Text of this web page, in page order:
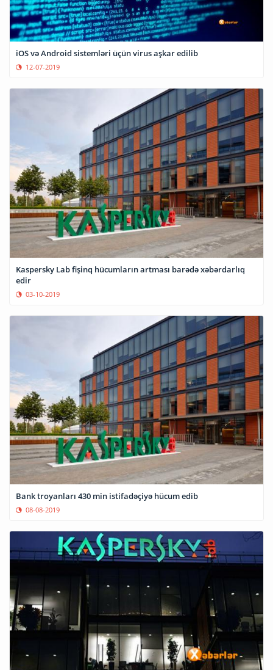
iOS və Android sistemləri üçün virus aşkar edilib
12-07-2019
Kaspersky Lab fişinq hücumların artması barədə xəbərdarlıq
edir
03-10-2019
Bank troyanları 430 min istifadəçiyə hücum edib
08-08-2019